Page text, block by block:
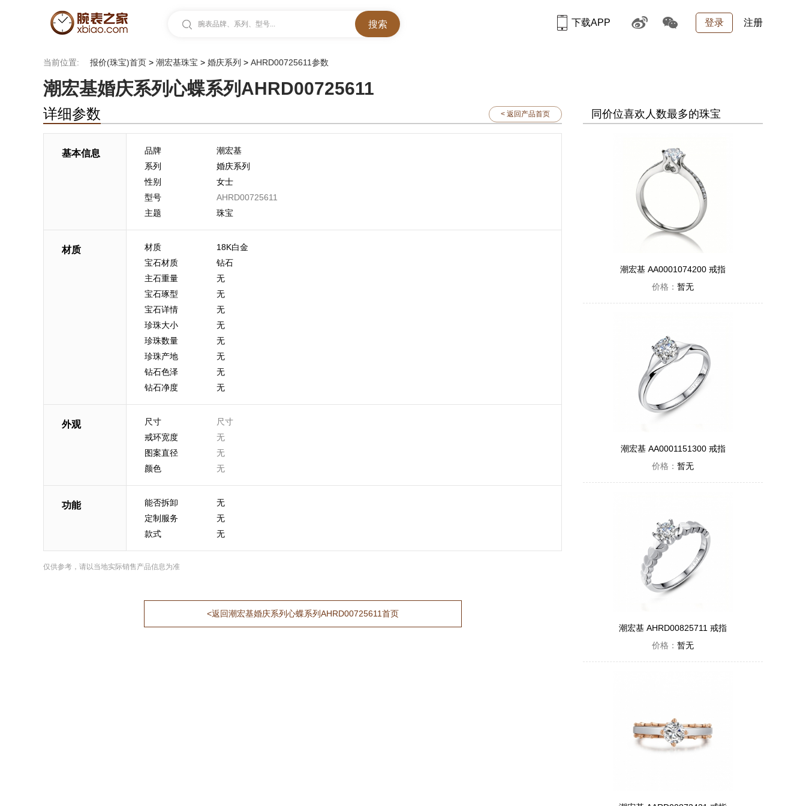
腕表品牌、系列、型号... 登录 注册
下载APP
当前位置: 报价(珠宝)首页 > 潮宏基珠宝 > 婚庆系列 > AHRD00725611参数
潮宏基婚庆系列心蝶系列AHRD00725611
详细参数 < 返回产品首页
基本信息 品牌
潮宏基
系列
婚庆系列
性别
女士
型号
AHRD00725611
主题
珠宝
材质 材质
18K白金
宝石材质
钻石
主石重量
无
宝石琢型
无
宝石详情
无
珍珠大小
无
珍珠数量
无
珍珠产地
无
钻石色泽
无
钻石净度
无
外观 尺寸
尺寸
戒环宽度
无
图案直径
无
颜色
无
功能 能否拆卸
无
定制服务
无
款式
无
仅供参考，请以当地实际销售产品信息为准
<返回潮宏基婚庆系列心蝶系列AHRD00725611首页
同价位喜欢人数最多的珠宝
潮宏基 AA0001074200 戒指
价格： 暂无
潮宏基 AA0001151300 戒指
价格： 暂无
潮宏基 AHRD00825711 戒指
价格： 暂无